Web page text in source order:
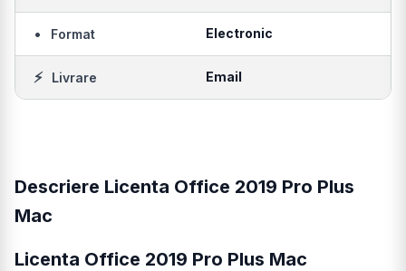
• Format Electronic
⚡ Livrare Email
Descriere Licenta Office 2019 Pro Plus
Mac
Licenta Office 2019 Pro Plus Mac